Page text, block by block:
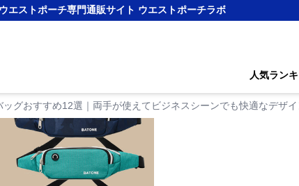
ウエストポーチ専門通販サイト ウエストポーチラボ
人気ラン
グおすすめ12選｜両手が使えてビジネスシーンでも快適なデザイ